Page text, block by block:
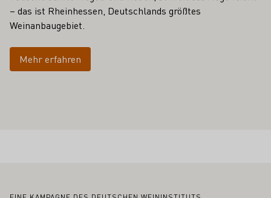
– das ist Rheinhessen, Deutschlands größtes
Weinanbaugebiet.
Mehr erfahren